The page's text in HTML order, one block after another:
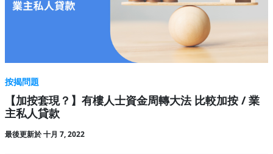
按揭問題
【加按套現？】有樓人士資金周轉大法 比較加按 / 業
主私人貸款
最後更新於 十月 7, 2022